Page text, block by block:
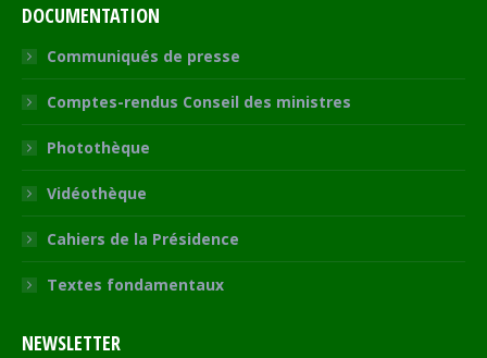
DOCUMENTATION
Communiqués de presse
Comptes-rendus Conseil des ministres
Photothèque
Vidéothèque
Cahiers de la Présidence
Textes fondamentaux
NEWSLETTER